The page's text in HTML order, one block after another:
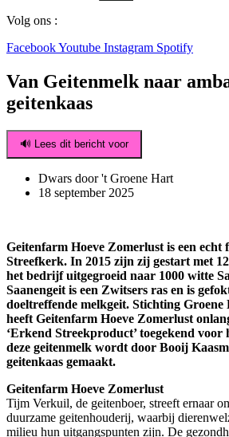
Volg ons :
FacebookYoutube Instagram Spotify
Van Geitenmelk naar
geitenkaas
🔊 Lees dit bericht voor
Dwars door 't Groene Hart
18 september 2025
Geitenfarm Hoeve Zomerlust is een
Streefkerk. In 2015 zijn zij gestart met
het bedrijf uitgegroeid naar 1000 witte
Saanengeit is een Zwitsers ras en is
doeltreffende melkgeit. Stichting
heeft Geitenfarm Hoeve Zomerlust
‘Erkend Streekproduct’ toegekend voor
deze geitenmelk wordt door Booij
geitenkaas gemaakt.
Geitenfarm Hoeve Zomerlust
Tijm Verkuil, de geitenboer, streeft ernaar
duurzame geitenhouderij, waarbij
milieu hun uitgangspunten zijn. De